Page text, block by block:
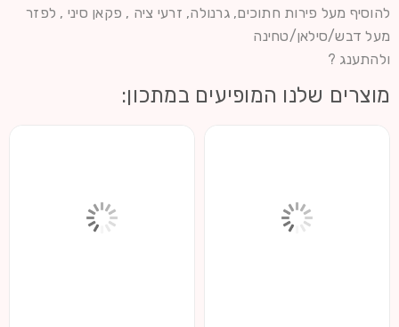
להוסיף מעל פירות חתוכים, גרנולה, זרעי ציה , פקאן סיני , לפזר
מעל דבש/סילאן/טחינה
ולהתענג ?
מוצרים שלנו המופיעים במתכון: